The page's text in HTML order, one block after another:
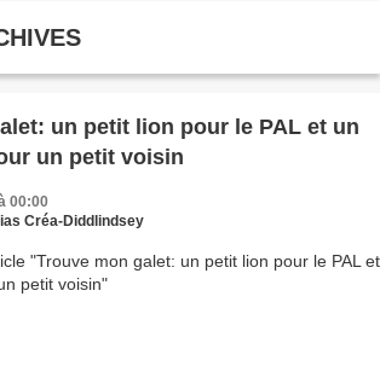
un petit lion pour le PAL et un
un petit voisin
00:00
Créa-Diddlindsey